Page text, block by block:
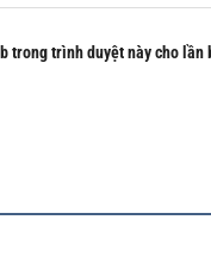
trong trình duyệt này cho